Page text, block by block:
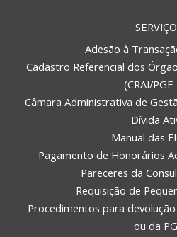
Adesão à
Cadastro Referencial dos
(CRAI/
Câmara Administrativa de
Dívida
Manual das
Pagamento de Honorários
Pareceres da
Requisição de
Procedimentos para
ou da